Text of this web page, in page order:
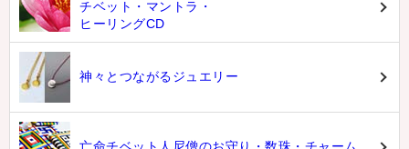
チベット・マントラ・
ヒーリングCD
神々とつながるジュエリー